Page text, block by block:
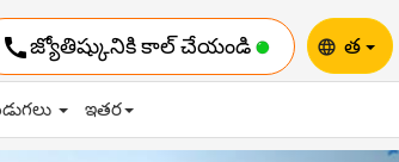
callజ్యోతిష్కునికి కాల్ చేయండి language త
ఇతర